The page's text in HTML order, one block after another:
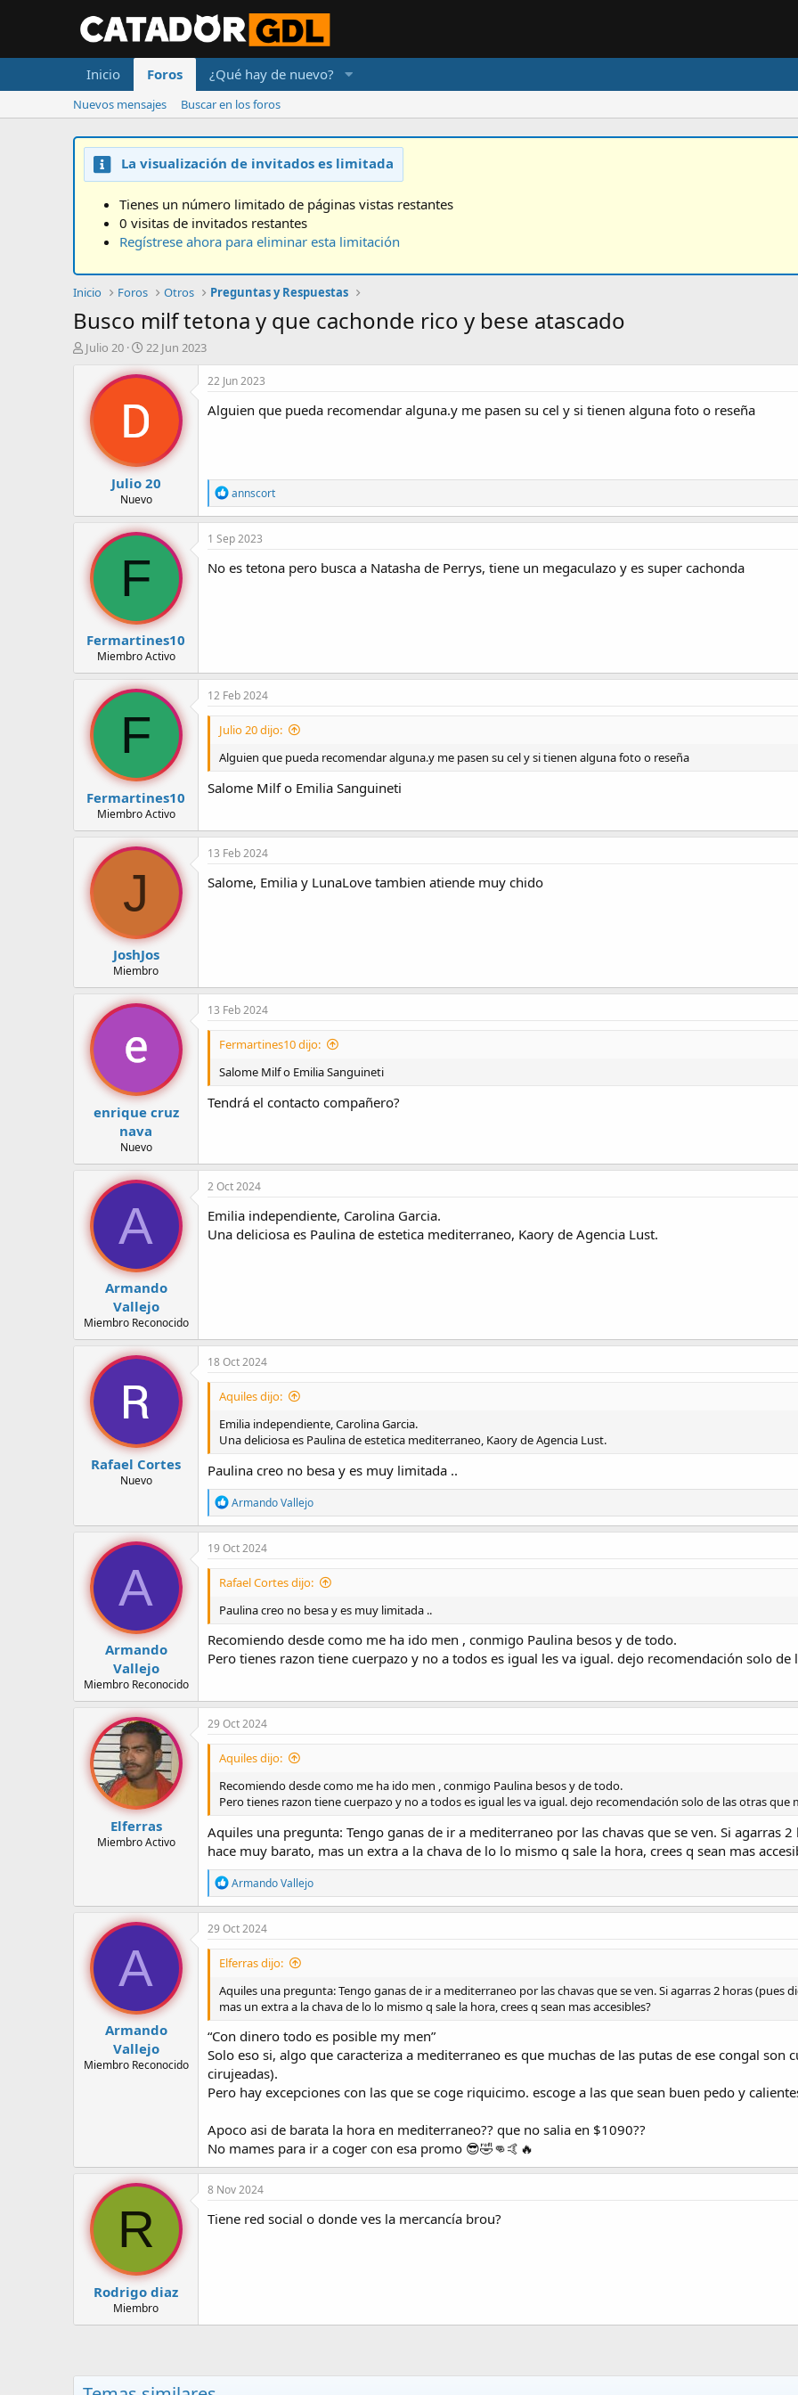
Inicio Foros ¿Qué hay de nuevo?
Nuevos mensajes Buscar en los foros
La visualización de invitados es limitada
Tienes un número limitado de páginas vistas restantes
0 visitas de invitados restantes
Regístrese ahora para eliminar esta limitación
Inicio Foros Otros Preguntas y Respuestas
Busco milf tetona y que cachonde rico y bese atascado
A
o
d
e
Julio 20
F
c
a
d
i
n
i
c
o
22 Jun 2023
Julio 20
Nuevo
22 Jun 2023
Alguien que pueda recomendar alguna.y me pasen su cel y si tienen alguna foto o reseña
R
e
a
c
i
o
annscort
F
Fermartines10
Miembro Activo
1 Sep 2023
No es tetona pero busca a Natasha de Perrys, tiene un megaculazo y es super cachonda
F
Fermartines10
Miembro Activo
12 Feb 2024
Julio 20 dijo:
Alguien que pueda recomendar alguna.y me pasen su cel y si tienen alguna foto o reseña
Salome Milf o Emilia Sanguineti
J
JoshJos
Miembro
13 Feb 2024
Salome, Emilia y LunaLove tambien atiende muy chido
enrique cruz
nava
Nuevo
13 Feb 2024
Fermartines10 dijo:
Salome Milf o Emilia Sanguineti
Tendrá el contacto compañero?
A
Armando
Vallejo
Miembro Reconocido
2 Oct 2024
Emilia independiente, Carolina Garcia.
Una deliciosa es Paulina de estetica mediterraneo, Kaory de Agencia Lust.
Rafael Cortes
Nuevo
18 Oct 2024
Aquiles dijo:
Emilia independiente, Carolina Garcia.
Una deliciosa es Paulina de estetica mediterraneo, Kaory de Agencia Lust.
Paulina creo no besa y es muy limitada ..
R
e
a
c
o
e
:
Armando Vallejo
A
Armando
Vallejo
Miembro Reconocido
19 Oct 2024
Rafael Cortes dijo:
Paulina creo no besa y es muy limitada ..
Recomiendo desde como me ha ido men , conmigo Paulina besos y de todo.
Pero tienes razon tiene cuerpazo y no a todos es igual les va igual. dejo recomendación solo de
Elferras
Miembro Activo
29 Oct 2024
Aquiles dijo:
Recomiendo desde como me ha ido men , conmigo Paulina besos y de todo.
Pero tienes razon tiene cuerpazo y no a todos es igual les va igual. dejo recomendación solo de las otras que
Aquiles una pregunta: Tengo ganas de ir a mediterraneo por las chavas que se ven. Si agarras
hace muy barato, mas un extra a la chava de lo lo mismo q sale la hora, crees q sean mas
R
e
a
c
o
e
s
Armando Vallejo
A
Armando
Vallejo
Miembro Reconocido
29 Oct 2024
Elferras dijo:
Aquiles una pregunta: Tengo ganas de ir a mediterraneo por las chavas que se ven. Si agarras 2 horas (pues
mas un extra a la chava de lo lo mismo q sale la hora, crees q sean mas accesibles?
“Con dinero todo es posible my men”
Solo eso si, algo que caracteriza a mediterraneo es que muchas de las putas de ese congal
cirujeadas).
Pero hay excepciones con las que se coge riquicimo. escoge a las que sean buen pedo y
Apoco asi de barata la hora en mediterraneo?? que no salia en $1090??
No mames para ir a coger con esa promo 😎🤣👊🤙🔥
R
Rodrigo diaz
Miembro
8 Nov 2024
Tiene red social o donde ves la mercancía brou?